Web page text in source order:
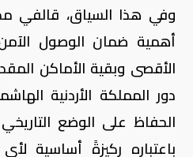
وفي هذا السياق، قالفي
أهمية ضمان الوصول
الأقصى وبقية الأماكن
دور المملكة الأردنية
الحفاظ على الوضع
باعتباره ركيزةً أساسية